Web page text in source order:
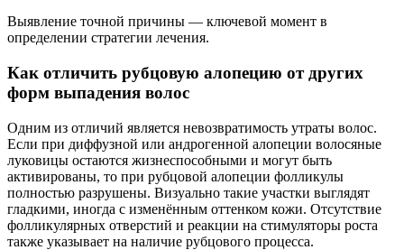
Выявление точной причины — ключевой момент в
определении стратегии лечения.
Как отличить рубцовую алопецию от других
форм выпадения волос
Одним из отличий является невозвратимость утраты волос.
Если при диффузной или андрогенной алопеции волосяные
луковицы остаются жизнеспособными и могут быть
активированы, то при рубцовой алопеции фолликулы
полностью разрушены. Визуально такие участки выглядят
гладкими, иногда с изменённым оттенком кожи. Отсутствие
фолликулярных отверстий и реакции на стимуляторы роста
также указывает на наличие рубцового процесса.